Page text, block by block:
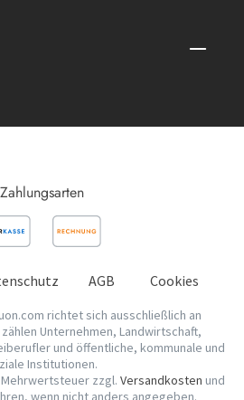
Zahlungsarten
AGB Cookies
richtet sich ausschließlich an
Unternehmen, Landwirtschaft,
und öffentliche, kommunale und
Institutionen.
zzgl. Versandkosten und
wenn nicht anders angegeben.